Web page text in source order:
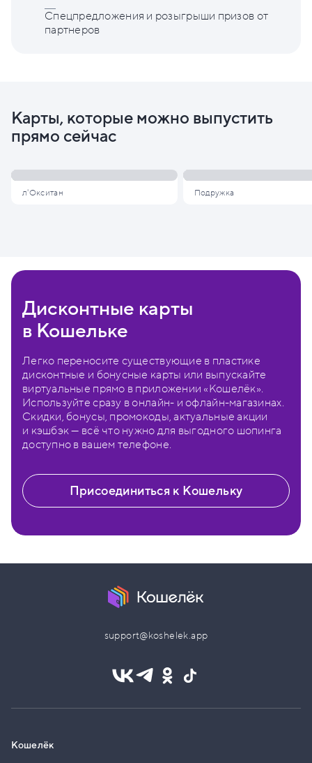
Спецпредложения и розыгрыши призов от
партнеров
Карты, которые можно выпустить
прямо сейчас
л'Окситан Подружка
Дисконтные карты
в Кошельке
Легко переносите существующие в пластике
дисконтные и бонусные карты или выпускайте
виртуальные прямо в приложении «Кошелёк».
Используйте сразу в онлайн- и офлайн-магазинах.
Скидки, бонусы, промокоды, актуальные акции
и кэшбэк — всё что нужно для выгодного шопинга
доступно в вашем телефоне.
Присоединиться к Кошельку
support@koshelek.app
Кошелёк